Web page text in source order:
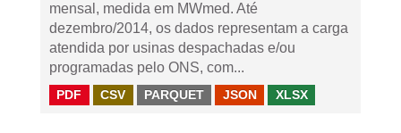
mensal, medida em MWmed. Até
dezembro/2014, os dados representam a carga
atendida por usinas despachadas e/ou
programadas pelo ONS, com...
PDF CSV PARQUET JSON XLSX